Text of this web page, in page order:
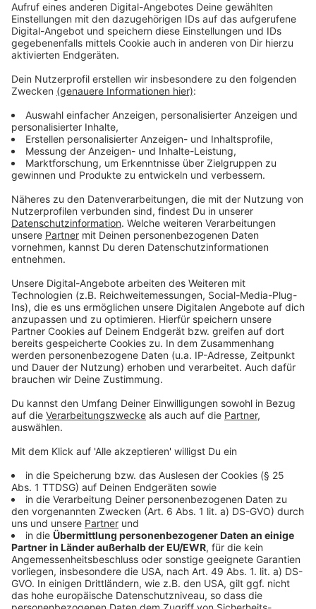
dass man besser abgesichert ist. Aber es ist halt auch
deutlich unflexibler und es ist teilweise teurer." Die
besten Rabatte gibt es mittlerweile, wenn man früh
bucht - Monate im Voraus mit Frühbucher-Rabatt. Und
Last Minute-Deals sind oft Lock-Angebote, denn der
Begriff ist nicht geschützt - da muss man also
trotzdem Preise vergleichen, denn die ändern sich
manchmal täglich...
Anzeige
Flexibilität ist wichtig
Anzeige
Wichtig ist: man sollte möglichst flexibel sein.
Besonders was die Ziele, und die Abflugdaten angeht.
In der Woche sind Flüge zum Beispiel oft günstiger als
am Wochenende. Und Flüge und Hotel sollte man
möglichst getrennt buchen, sagt Expertin Kathrin
Gotthold - und auch beim Flughafen sollte man flexibel
bleiben: "Beispielsweise: Mein Bundesland hat gerade
Ferien, vielleicht kann ich im Bundesland nebenan
abfliegen und hab entsprechend dann die Möglichkeit
dort einen günstigeren Flug zu bekommen.“
Beim Mietwagen sind oft Anbieter in Flughafennähe
günstiger als direkt im Terminal. Meistens dauert die
Fahrt da hin mit einem Shuttle der Firma nur wenige
Minuten- Und wichtig: Kindersitze und Versicherungen
vorher buchen - sonst wird es teuer.
Autor: Thorsten Ortmann
Anzeige